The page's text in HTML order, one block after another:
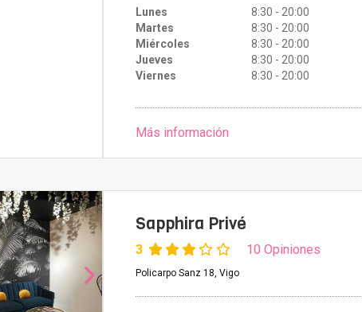
Lunes
8:30 - 20:00
Martes
8:30 - 20:00
Miércoles
8:30 - 20:00
Jueves
8:30 - 20:00
Viernes
8:30 - 20:00
Más información
Sapphira Privé
3 10 Opiniones
Policarpo Sanz 18, Vigo